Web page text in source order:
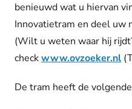
benieuwd wat u hiervan
Innovatietram en deel uw
(Wilt u weten waar hij
checkwww.ovzoeker.nl
De tram heeft de